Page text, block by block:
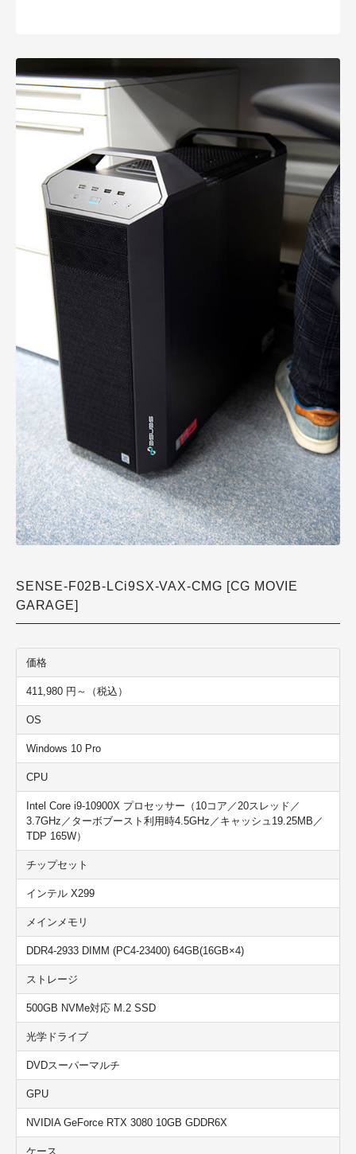
SENSE-F02B-LCi9SX-VAX-CMG [CG MOVIE
GARAGE]
価格
411,980 円 ～（税込）
OS
Windows 10 Pro
CPU
Intel Core i9-10900X プロセッサー（10コア／20スレッド／
3.7GHz／ターボブースト利用時4.5GHz／キャッシュ19.25MB／
TDP 165W）
チップセット
インテル X299
メインメモリ
DDR4-2933 DIMM (PC4-23400) 64GB(16GB×4)
ストレージ
500GB NVMe対応 M.2 SSD
光学ドライブ
DVDスーパーマルチ
GPU
NVIDIA GeForce RTX 3080 10GB GDDR6X
ケース